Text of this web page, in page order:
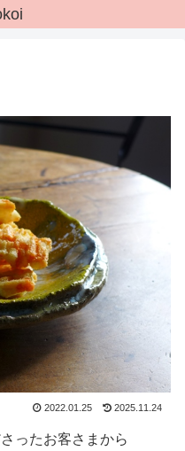
2022.01.25 2025.11.24
ったお客さまから